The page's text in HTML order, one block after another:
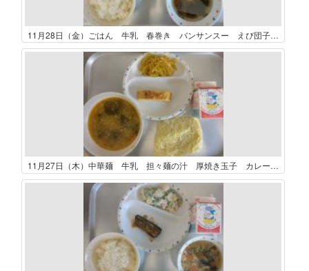
11月28日（金）ごはん 牛乳 春巻き バンサンスー えび団子スープ
11月27日（木）中華麺 牛乳 担々麺の汁 厚焼き玉子 カレーもやし